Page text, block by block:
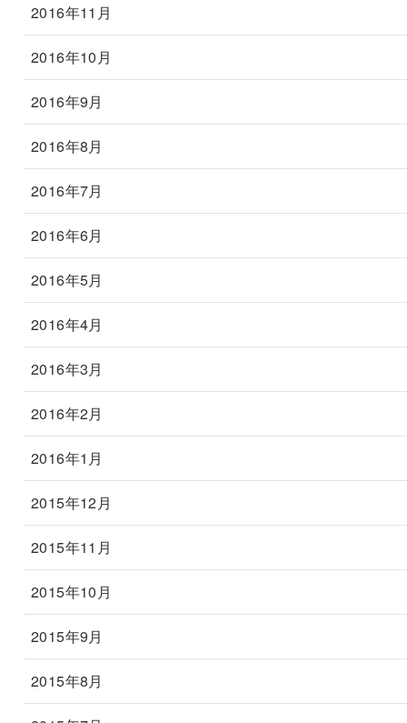
2016年11月
2016年10月
2016年9月
2016年8月
2016年7月
2016年6月
2016年5月
2016年4月
2016年3月
2016年2月
2016年1月
2015年12月
2015年11月
2015年10月
2015年9月
2015年8月